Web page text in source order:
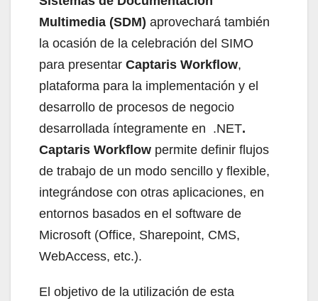
Multimedia (SDM) aprovechará también
la ocasión de la celebración del SIMO
para presentar Captaris Workflow,
plataforma para la implementación y el
desarrollo de procesos de negocio
desarrollada íntegramente en .NET.
Captaris Workflow permite definir flujos
de trabajo de un modo sencillo y flexible,
integrándose con otras aplicaciones, en
entornos basados en el software de
Microsoft (Office, Sharepoint, CMS,
WebAccess, etc.).
El objetivo de la utilización de esta